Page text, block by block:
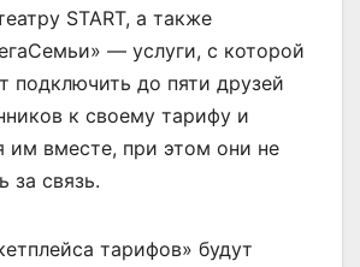
START, а также
— услуги, с которой
подключить до пяти друзей
к своему тарифу и
им вместе, при этом они не
за связь.
тарифов» будут